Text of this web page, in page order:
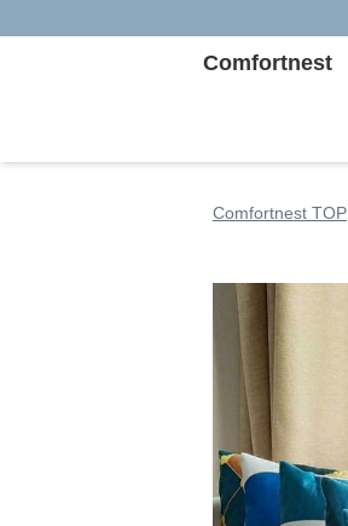
Comfortnest
Comfortnest TOP